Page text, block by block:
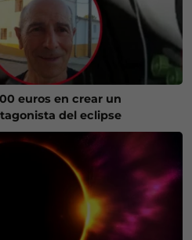
euros en crear un
del eclipse